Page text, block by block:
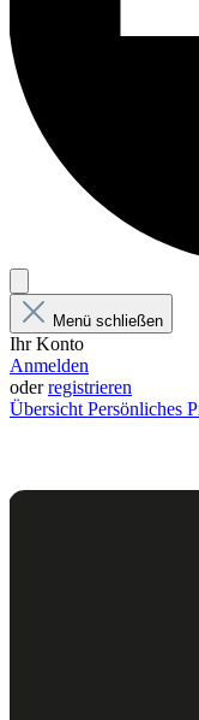
Menü schließen
Ihr Konto
Anmelden
oderregistrieren
Übersicht Persönliches